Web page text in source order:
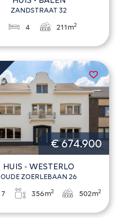
ZANDSTRAAT 32
4 211m2
€ 674.900
HUIS - WESTERLO
OUDE ZOERLEBAAN 26
7 356m2 502m2